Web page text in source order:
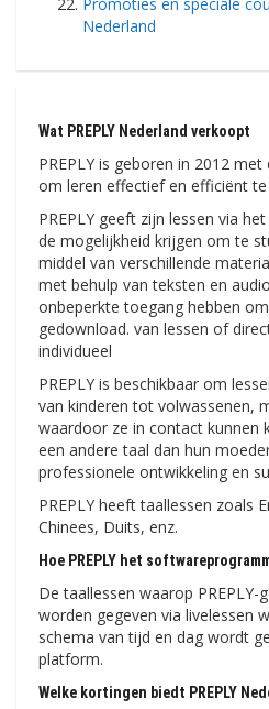
Nederland
Wat PREPLY Nederland verkoopt
PREPLY is geboren in 2012
om leren effectief en efficiënt
PREPLY geeft zijn lessen via
de mogelijkheid krijgen om te
middel van verschillende
met behulp van teksten en
onbeperkte toegang hebben
gedownload. van lessen of
individueel
PREPLY is beschikbaar om
van kinderen tot volwassenen,
waardoor ze in contact kunnen
een andere taal dan hun
professionele ontwikkeling en
PREPLY heeft taallessen zoals
Chinees, Duits, enz.
Hoe PREPLY het
De taallessen waarop PREPLY-
worden gegeven via livelessen
schema van tijd en dag wordt
platform.
Welke kortingen biedt PREPLY